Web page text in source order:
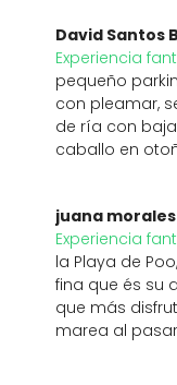
David Santos
Experiencia
pequeño
con pleamar,
de ría con
caballo en
juana
Experiencia
la Playa de
fina que és su
que más
marea al